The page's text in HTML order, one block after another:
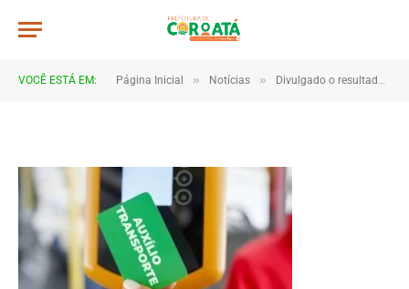
VOCÊ ESTÁ EM: Página Inicial » Notícias » Divulgado o resultado do Processo Seletivo do Auxílio Transporte Universitário
Auxilio-Transporte